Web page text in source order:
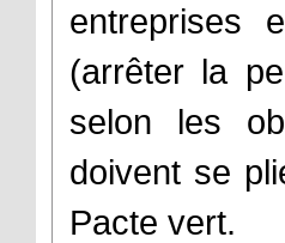
entreprises
(arrêter la
selon les
doivent se
Pacte vert.